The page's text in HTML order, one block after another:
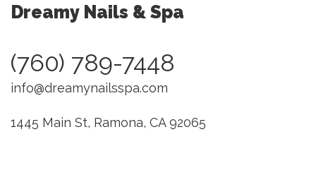
Dreamy Nails & Spa
(760) 789-7448
info@dreamynailsspa.com
1445 Main St, Ramona, CA 92065